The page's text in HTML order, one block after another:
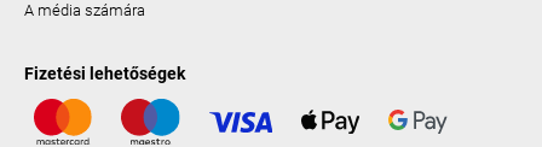
A média számára
Fizetési lehetőségek